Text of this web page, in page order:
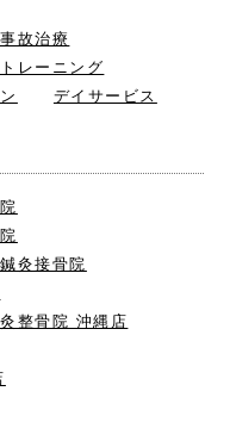
故治療
レーニング
デイサービス
灸接骨院
整骨院 沖縄店